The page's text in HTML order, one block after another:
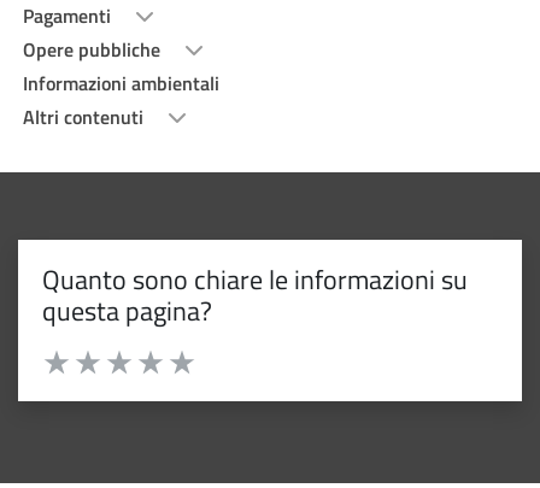
Pagamenti
Opere pubbliche
Informazioni ambientali
Altri contenuti
Quanto sono chiare le informazioni su
questa pagina?
Valuta da 1 a 5 stelle la pagina